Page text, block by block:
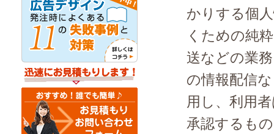
かりする個
くための純
送などの業
の情報配信
用し、利用
承認するも